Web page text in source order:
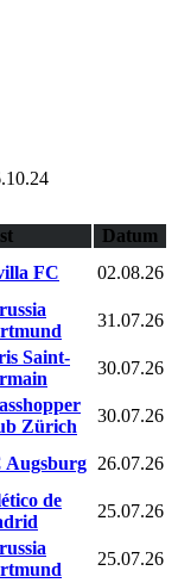
Datum
FC 02.08.26
31.07.26
Saint-
30.07.26
Zürich
30.07.26
Augsburg 26.07.26
de
25.07.26
25.07.26